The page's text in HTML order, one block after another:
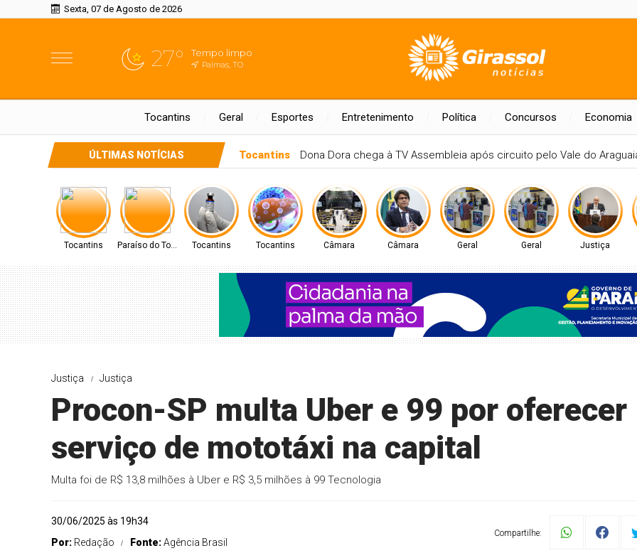
Sexta, 07 de Agosto de 2026
27° Tempo limpo
Palmas, TO
Tocantins Geral Esportes Entretenimento Política Concursos Economia
ÚLTIMAS NOTÍCIAS
PREFEITO DE PARAÍSO CELSO MORAIS, PARTICIPARÁ DE MAIS UM EVENTO A NÍVEL NACIONAL EM BRASÍLIA
Tocantins Paraíso do TocantinsTocantins Tocantins Câmara Câmara Geral Geral Justiça
Justiça Justiça
Procon-SP multa Uber e 99 por oferecer
serviço de mototáxi na capital
Multa foi de R$ 13,8 milhões à Uber e R$ 3,5 milhões à 99 Tecnologia
30/06/2025 às 19h34
Por: Redação Fonte:Agência Brasil
Compartilhe: